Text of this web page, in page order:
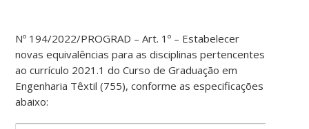
Nº 194/2022/PROGRAD – Art. 1º – Estabelecer
novas equivalências para as disciplinas pertencentes
ao currículo 2021.1 do Curso de Graduação em
Engenharia Têxtil (755), conforme as especificações
abaixo: